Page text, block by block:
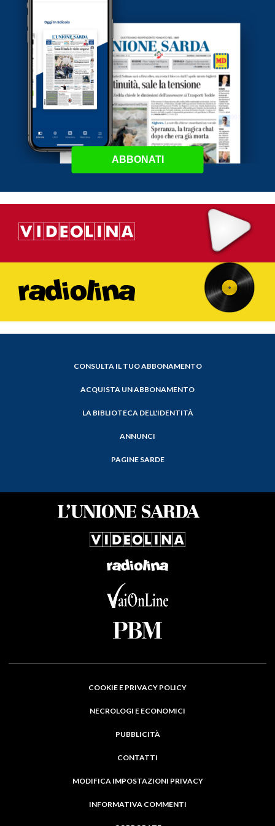
ABBONATI
CONSULTA IL TUO ABBONAMENTO
ACQUISTA UN ABBONAMENTO
LA BIBLIOTECA DELL'IDENTITÀ
ANNUNCI
PAGINE SARDE
COOKIE E PRIVACY POLICY
NECROLOGI E ECONOMICI
PUBBLICITÀ
CONTATTI
MODIFICA IMPOSTAZIONI PRIVACY
INFORMATIVA COMMENTI